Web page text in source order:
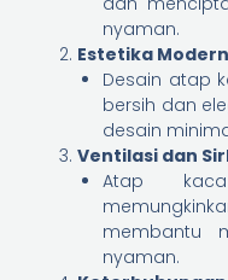
nyaman.
Estetika
Desain atap
bersih dan
desain
Ventilasi dan
Atap
membantu
nyaman.